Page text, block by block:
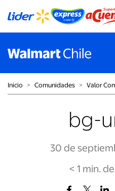
Inicio ˃ Comunidades ˃ Valor
bg-
30 de
< 1 min.